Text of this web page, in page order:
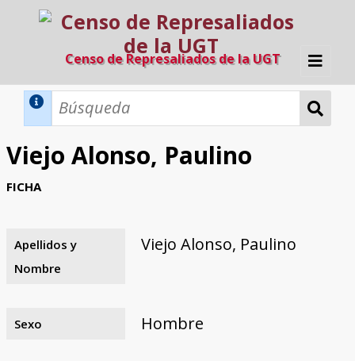
Censo de Represaliados de la UGT
Inicio
Búsqueda Dinámica
Búsqueda Avanzada
Filtros A-Z
Razones y objetivos
El equipo
Colaboradores
Fuentes documentales
Viejo Alonso, Paulino
FICHA
Apellidos y
Nombre
Viejo Alonso, Paulino
Sexo Hombre